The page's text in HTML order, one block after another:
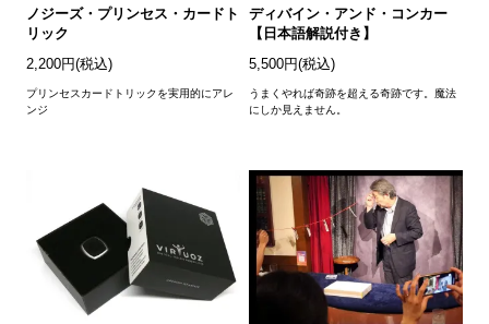
ノジーズ・プリンセス・カードト
リック
2,200円(税込)
プリンセスカードトリックを実用的にアレ
ンジ
ディバイン・アンド・コンカー
【日本語解説付き】
5,500円(税込)
うまくやれば奇跡を超える奇跡です。魔法
にしか見えません。